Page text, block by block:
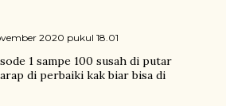
2020 pukul 18.01
1 sampe 100 susah di putar
di perbaiki kak biar bisa di